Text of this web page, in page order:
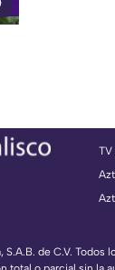
TV
de C.V. Todos